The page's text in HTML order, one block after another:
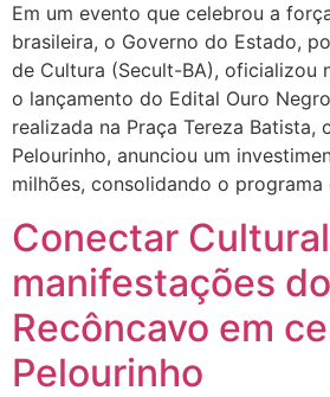
Em um evento que celebrou a
brasileira, o Governo do Estado,
de Cultura (Secult-BA), oficializou
o lançamento do Edital Ouro
realizada na Praça Tereza Batista,
Pelourinho, anunciou um
milhões, consolidando o
Conectar
manifestações do
Recôncavo em
Pelourinho